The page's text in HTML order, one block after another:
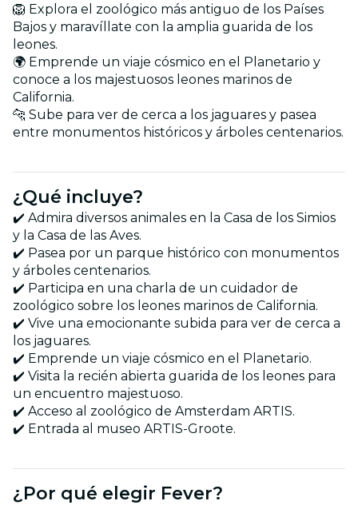
🦁 Explora el zoológico más antiguo de los Países
Bajos y maravíllate con la amplia guarida de los
leones.
🌍 Emprende un viaje cósmico en el Planetario y
conoce a los majestuosos leones marinos de
California.
🐆 Sube para ver de cerca a los jaguares y pasea
entre monumentos históricos y árboles centenarios.
¿Qué incluye?
✔️ Admira diversos animales en la Casa de los Simios
y la Casa de las Aves.
✔️ Pasea por un parque histórico con monumentos
y árboles centenarios.
✔️ Participa en una charla de un cuidador de
zoológico sobre los leones marinos de California.
✔️ Vive una emocionante subida para ver de cerca a
los jaguares.
✔️ Emprende un viaje cósmico en el Planetario.
✔️ Visita la recién abierta guarida de los leones para
un encuentro majestuoso.
✔️ Acceso al zoológico de Amsterdam ARTIS.
✔️ Entrada al museo ARTIS-Groote.
¿Por qué elegir Fever?